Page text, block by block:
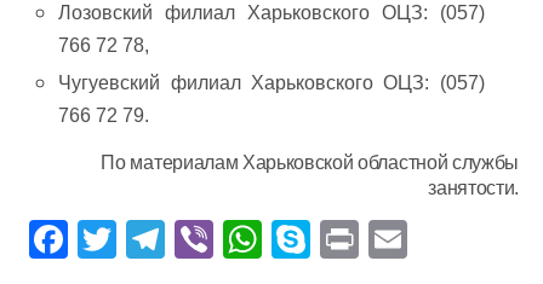
Лозовский филиал Харьковского ОЦЗ: (057)
766 72 78,
Чугуевский филиал Харьковского ОЦЗ: (057)
766 72 79.
По материалам Харьковской областной службы
занятости.
F T T Vi W S Pr